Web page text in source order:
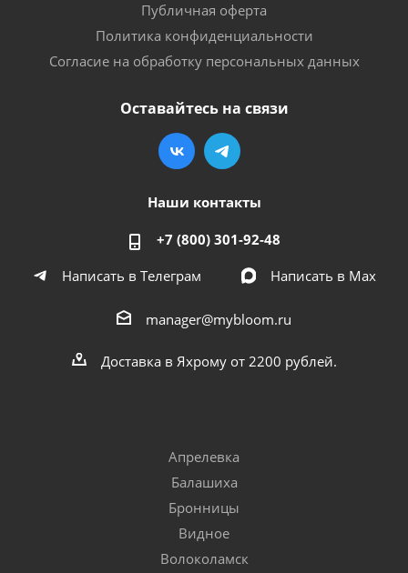
Публичная оферта
Политика конфиденциальности
Согласие на обработку персональных данных
Оставайтесь на связи
Наши контакты
+7 (800) 301-92-48
Написать в Телеграм
Написать в Мах
manager@mybloom.ru
Доставка в Яхрому от 2200 рублей.
Апрелевка
Балашиха
Бронницы
Видное
Волоколамск